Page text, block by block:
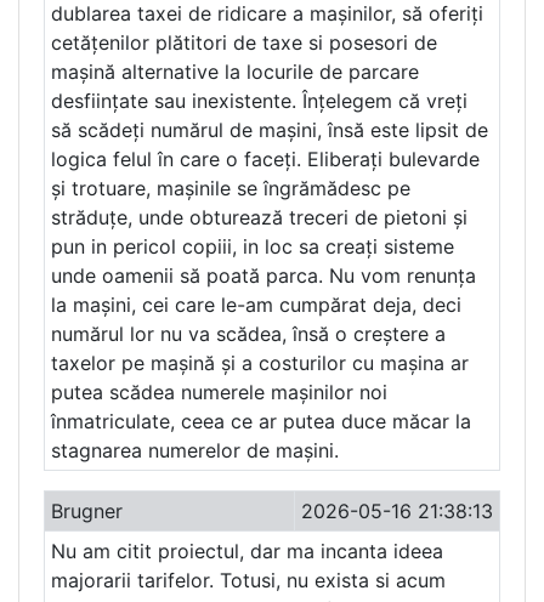
dublarea taxei de ridicare a mașinilor, să oferiți
cetățenilor plătitori de taxe si posesori de
mașină alternative la locurile de parcare
desființate sau inexistente. Înțelegem că vreți
să scădeți numărul de mașini, însă este lipsit de
logica felul în care o faceți. Eliberați bulevarde
și trotuare, mașinile se îngrămădesc pe
străduțe, unde obturează treceri de pietoni și
pun in pericol copiii, in loc sa creați sisteme
unde oamenii să poată parca. Nu vom renunța
la mașini, cei care le-am cumpărat deja, deci
numărul lor nu va scădea, însă o creștere a
taxelor pe mașină și a costurilor cu mașina ar
putea scădea numerele mașinilor noi
înmatriculate, ceea ce ar putea duce măcar la
stagnarea numerelor de mașini.
Brugner
2026-05-16 21:38:13
Nu am citit proiectul, dar ma incanta ideea
majorarii tarifelor. Totusi, nu exista si acum